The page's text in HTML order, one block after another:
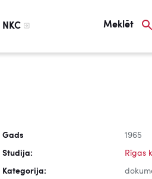
NKC Meklēt
Gads 1965
Studija: Rīgas
Kategorija: